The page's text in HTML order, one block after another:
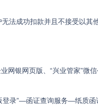
法成功扣款并且不接受以其
网银网页版、“兴业管家”微
录”—函证查询服务—纸质